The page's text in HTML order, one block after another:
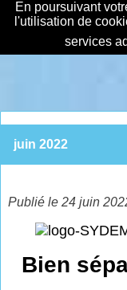
En poursuivant
l'utilisation de
services
juin 2022
Publié le 24 juin
Bien